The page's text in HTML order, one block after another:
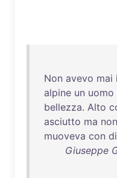
Non avevo mai
alpine un uomo
bellezza. Alto
asciutto ma non
muoveva con
Giuseppe